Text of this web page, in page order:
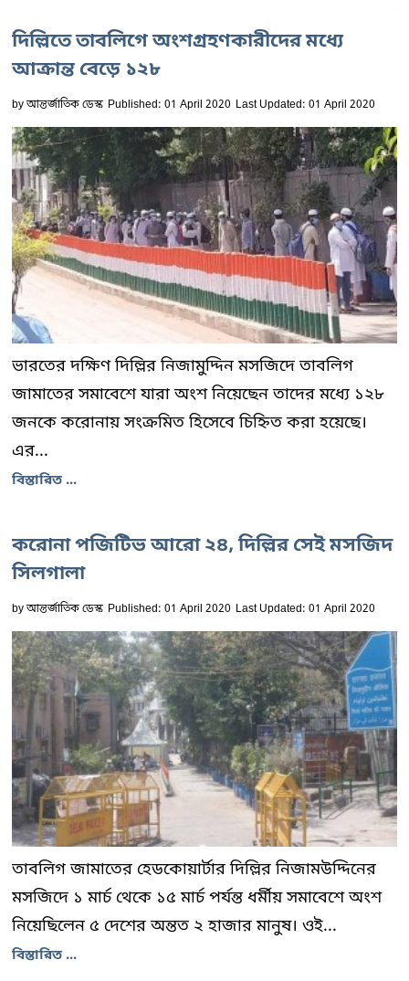
দিল্লিতে তাবলিগে অংশগ্রহণকারীদের মধ্যে
আক্রান্ত বেড়ে ১২৮
byআন্তর্জাতিক ডেস্ক Published: 01 April 2020 Last Updated: 01 April 2020
ভারতের দক্ষিণ দিল্লির নিজামুদ্দিন মসজিদে তাবলিগ
জামাতের সমাবেশে যারা অংশ নিয়েছেন তাদের মধ্যে ১২৮
জনকে করোনায় সংক্রমিত হিসেবে চিহ্নিত করা হয়েছে।
এর...
বিস্তারিত ...
করোনা পজিটিভ আরো ২৪, দিল্লির সেই মসজিদ
সিলগালা
byআন্তর্জাতিক ডেস্ক Published: 01 April 2020 Last Updated: 01 April 2020
তাবলিগ জামাতের হেডকোয়ার্টার দিল্লির নিজামউদ্দিনের
মসজিদে ১ মার্চ থেকে ১৫ মার্চ পর্যন্ত ধর্মীয় সমাবেশে অংশ
নিয়েছিলেন ৫ দেশের অন্তত ২ হাজার মানুষ। ওই...
বিস্তারিত ...